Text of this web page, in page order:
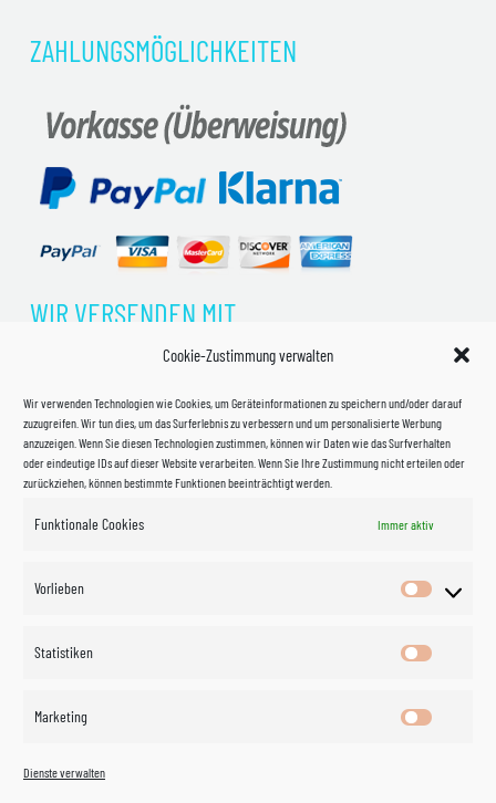
Cookie-Zustimmung verwalten
Wir verwenden Technologien wie Cookies, um Geräteinformationen zu speichern und/oder darauf
zuzugreifen. Wir tun dies, um das Surferlebnis zu verbessern und um personalisierte Werbung
anzuzeigen. Wenn Sie diesen Technologien zustimmen, können wir Daten wie das Surfverhalten
oder eindeutige IDs auf dieser Website verarbeiten. Wenn Sie Ihre Zustimmung nicht erteilen oder
zurückziehen, können bestimmte Funktionen beeinträchtigt werden.
Funktionale Cookies Immer aktiv
Vorlieben
Vorlieben
Statistiken
Marketing
Dienste verwalten
ZAHLUNGSMÖGLICHKEITEN
WIR VERSENDEN MIT
©